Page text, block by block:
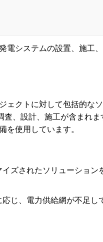
システムの設置、施工
クトに対して包括的な
、設計、施工が含まれま
使用しています。
ズされたソリューション
じ、電力供給網が不足し